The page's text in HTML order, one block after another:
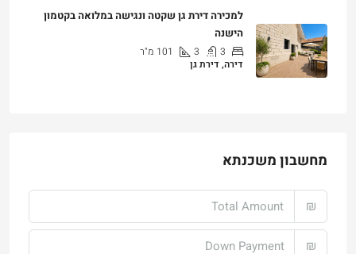
הישנה
3
דירה, דירת גן
₪4,750,000
₪
₪